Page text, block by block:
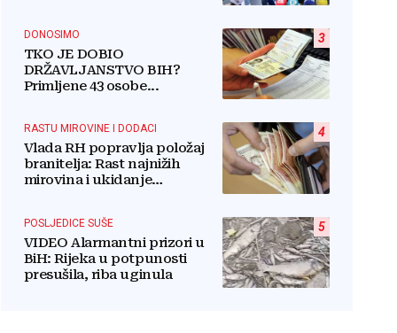
3
DONOSIMO
TKO JE DOBIO
DRŽAVLJANSTVO BIH?
Primljene 43 osobe...
4
RASTU MIROVINE I DODACI
Vlada RH popravlja položaj
branitelja: Rast najnižih
mirovina i ukidanje
5
POSLJEDICE SUŠE
VIDEO Alarmantni prizori u
BiH: Rijeka u potpunosti
presušila, riba uginula